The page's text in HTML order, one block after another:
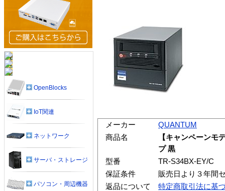
メーカー
QUANTUM
商品名
【キャンペーンモ
プ 黒
型番
TR-S34BX-EY/C
保証条件
販売日より３年間
返品について
特定商取引法に基
OpenBlocks
IoT関連
ネットワーク
サーバ・ストレージ
パソコン・周辺機器